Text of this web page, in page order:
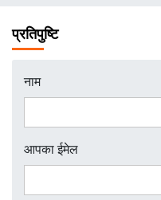
प्रतिपुष्टि
नाम
आपका ईमेल